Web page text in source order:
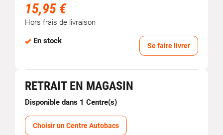
15,95 €
Hors frais de livraison
En stock
Se faire livrer
RETRAIT EN MAGASIN
Disponible dans 1 Centre(s)
Choisir un Centre Autobacs